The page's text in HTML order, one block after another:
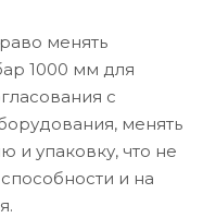
менять
1000 мм для
с
менять
и упаковку, что не
и на